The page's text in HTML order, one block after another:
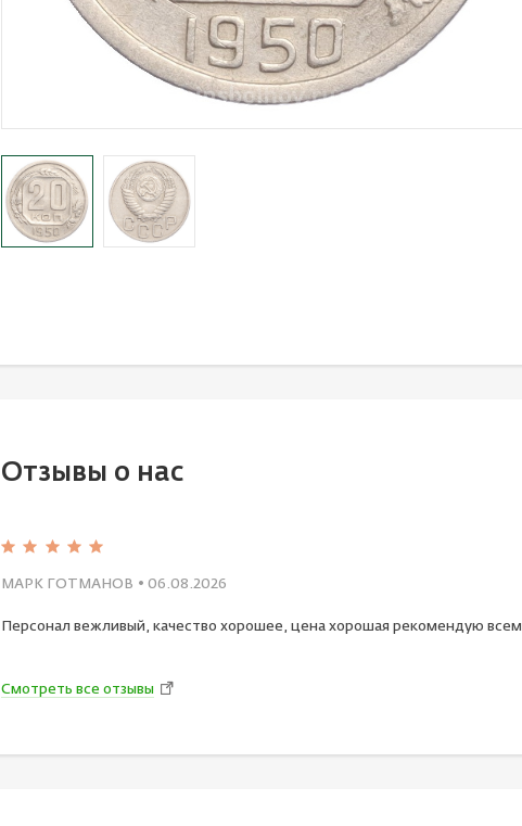
Отзывы о нас
МАРК ГОТМАНОВ • 06.08.2026
Персонал вежливый, качество хорошее, цена хорошая рекомендую всем
Смотреть все отзывы